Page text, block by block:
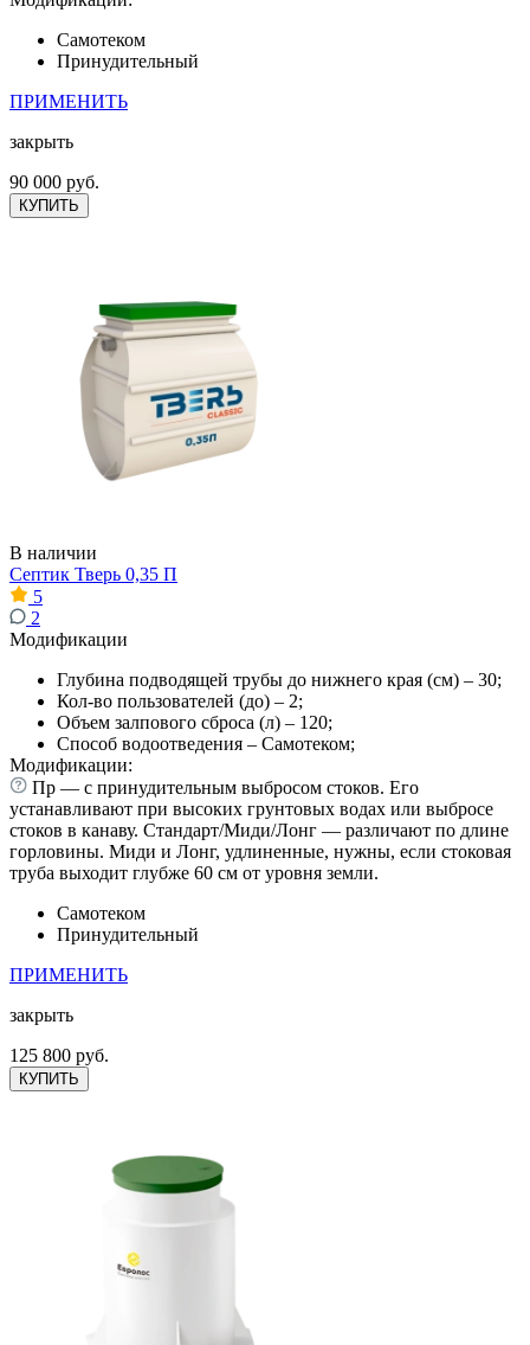
Самотеком
Принудительный
ПРИМЕНИТЬ
закрыть
90 000 руб.
КУПИТЬ
В наличии
Септик Тверь 0,35 П
5
2
Модификации
Глубина подводящей трубы до нижнего края (см) – 30;
Кол-во пользователей (до) – 2;
Объем залпового сброса (л) – 120;
Способ водоотведения – Самотеком;
Модификации:
Пр — с принудительным выбросом стоков. Его
устанавливают при высоких грунтовых водах или выбросе
стоков в канаву. Стандарт/Миди/Лонг — различают по длине
горловины. Миди и Лонг, удлиненные, нужны, если стоковая
труба выходит глубже 60 см от уровня земли.
Самотеком
Принудительный
ПРИМЕНИТЬ
закрыть
125 800 руб.
КУПИТЬ